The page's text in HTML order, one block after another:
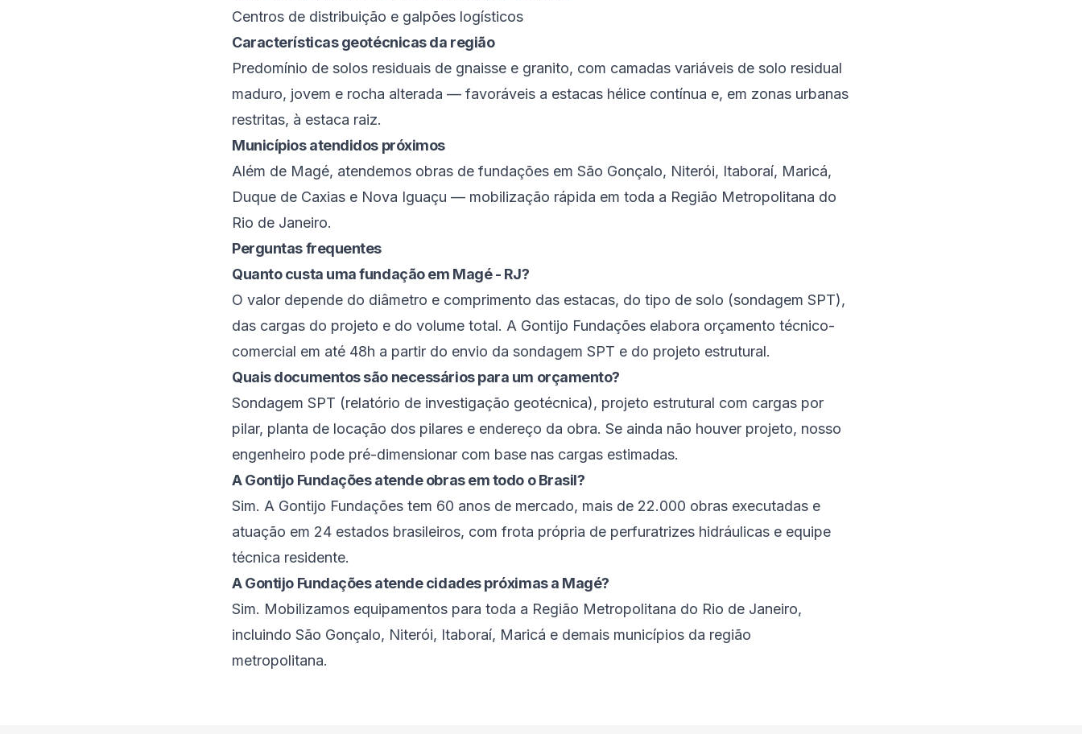
Centros de distribuição e galpões logísticos
Características geotécnicas da região
Predomínio de solos residuais de gnaisse e granito, com camadas variáveis de solo residual
maduro, jovem e rocha alterada — favoráveis a estacas hélice contínua e, em zonas urbanas
restritas, à estaca raiz.
Municípios atendidos próximos
Além de Magé, atendemos obras de fundações em São Gonçalo, Niterói, Itaboraí, Maricá,
Duque de Caxias e Nova Iguaçu — mobilização rápida em toda a Região Metropolitana do
Rio de Janeiro.
Perguntas frequentes
Quanto custa uma fundação em Magé - RJ?
O valor depende do diâmetro e comprimento das estacas, do tipo de solo (sondagem SPT),
das cargas do projeto e do volume total. A Gontijo Fundações elabora orçamento técnico-
comercial em até 48h a partir do envio da sondagem SPT e do projeto estrutural.
Quais documentos são necessários para um orçamento?
Sondagem SPT (relatório de investigação geotécnica), projeto estrutural com cargas por
pilar, planta de locação dos pilares e endereço da obra. Se ainda não houver projeto, nosso
engenheiro pode pré-dimensionar com base nas cargas estimadas.
A Gontijo Fundações atende obras em todo o Brasil?
Sim. A Gontijo Fundações tem 60 anos de mercado, mais de 22.000 obras executadas e
atuação em 24 estados brasileiros, com frota própria de perfuratrizes hidráulicas e equipe
técnica residente.
A Gontijo Fundações atende cidades próximas a Magé?
Sim. Mobilizamos equipamentos para toda a Região Metropolitana do Rio de Janeiro,
incluindo São Gonçalo, Niterói, Itaboraí, Maricá e demais municípios da região
metropolitana.